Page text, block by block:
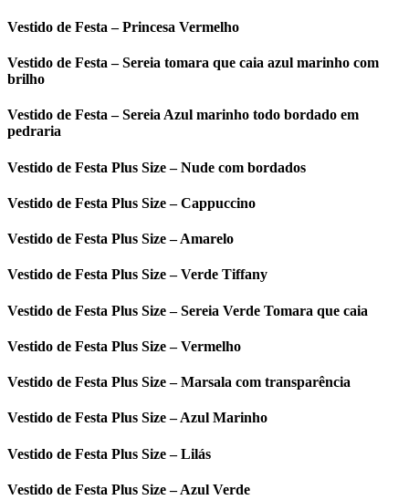
Vestido de Festa – Princesa Vermelho
Vestido de Festa – Sereia tomara que caia azul marinho com
brilho
Vestido de Festa – Sereia Azul marinho todo bordado em
pedraria
Vestido de Festa Plus Size – Nude com bordados
Vestido de Festa Plus Size – Cappuccino
Vestido de Festa Plus Size – Amarelo
Vestido de Festa Plus Size – Verde Tiffany
Vestido de Festa Plus Size – Sereia Verde Tomara que caia
Vestido de Festa Plus Size – Vermelho
Vestido de Festa Plus Size – Marsala com transparência
Vestido de Festa Plus Size – Azul Marinho
Vestido de Festa Plus Size – Lilás
Vestido de Festa Plus Size – Azul Verde